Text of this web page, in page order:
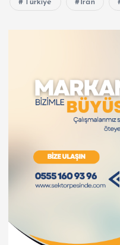
Türkiye İran